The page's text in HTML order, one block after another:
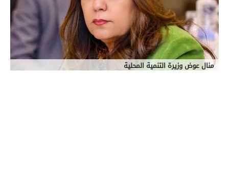
منال عوض وزيرة التنمية المحلية